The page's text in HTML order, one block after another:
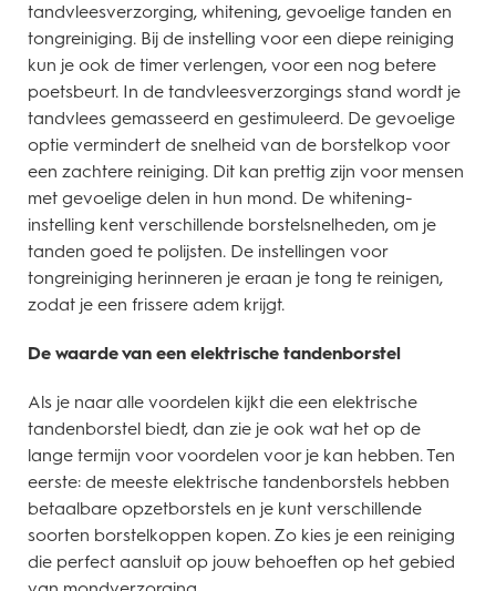
tandvleesverzorging, whitening, gevoelige tanden en
tongreiniging. Bij de instelling voor een diepe reiniging
kun je ook de timer verlengen, voor een nog betere
poetsbeurt. In de tandvleesverzorgings stand wordt je
tandvlees gemasseerd en gestimuleerd. De gevoelige
optie vermindert de snelheid van de borstelkop voor
een zachtere reiniging. Dit kan prettig zijn voor mensen
met gevoelige delen in hun mond. De whitening-
instelling kent verschillende borstelsnelheden, om je
tanden goed te polijsten. De instellingen voor
tongreiniging herinneren je eraan je tong te reinigen,
zodat je een frissere adem krijgt.
De waarde van een elektrische tandenborstel
Als je naar alle voordelen kijkt die een elektrische
tandenborstel biedt, dan zie je ook wat het op de
lange termijn voor voordelen voor je kan hebben. Ten
eerste: de meeste elektrische tandenborstels hebben
betaalbare opzetborstels en je kunt verschillende
soorten borstelkoppen kopen. Zo kies je een reiniging
die perfect aansluit op jouw behoeften op het gebied